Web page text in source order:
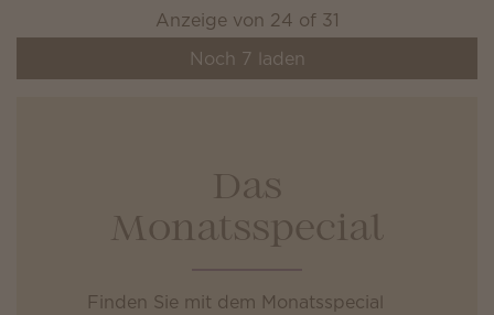
Anzeige von 24 of 31
Noch 7 laden
Das
Monatsspecial
Finden Sie mit dem Monatsspecial